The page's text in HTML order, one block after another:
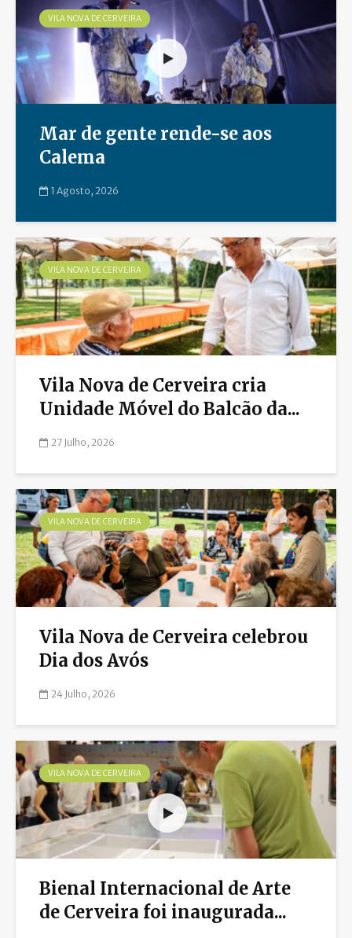
VILA NOVA DE CERVEIRA
Mar de gente rende-se aos
Calema
1 Agosto, 2026
VILA NOVA DE CERVEIRA
Vila Nova de Cerveira cria
Unidade Móvel do Balcão da...
27 Julho, 2026
VILA NOVA DE CERVEIRA
Vila Nova de Cerveira celebrou
Dia dos Avós
24 Julho, 2026
VILA NOVA DE CERVEIRA
Bienal Internacional de Arte
de Cerveira foi inaugurada...